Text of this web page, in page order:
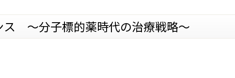
ス 〜分子標的薬時代の治療戦略〜